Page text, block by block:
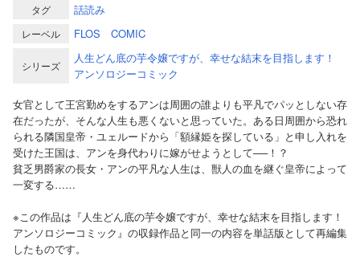
タグ 話読み
レーベル FLOS COMIC
シリーズ
人生どん底の芋令嬢ですが、幸せな結末を目指します！
アンソロジーコミック
女官として王宮勤めをするアンは周囲の誰よりも平凡でパッとしない存
在だったが、そんな人生も悪くないと思っていた。ある日周囲から恐れ
られる隣国皇帝・ユェルードから「額縁姫を探している」と申し入れを
受けた王国は、アンを身代わりに嫁がせようとして──！？
貧乏男爵家の長女・アンの平凡な人生は、獣人の血を継ぐ皇帝によって
一変する……
※この作品は『人生どん底の芋令嬢ですが、幸せな結末を目指します！
アンソロジーコミック』の収録作品と同一の内容を単話版として再編集
したものです。